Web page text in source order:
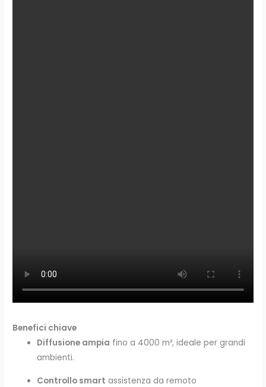
Benefici chiave
Diffusione ampia fino a 4000 m³, ideale per grandi
ambienti.
Controllo smart assistenza da remoto